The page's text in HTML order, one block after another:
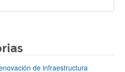
de infraestructura